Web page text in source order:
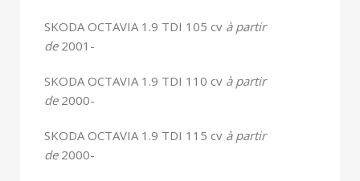
SKODA OCTAVIA 1.9 TDI 105 cv à partir
de 2001-
SKODA OCTAVIA 1.9 TDI 110 cv à partir
de 2000-
SKODA OCTAVIA 1.9 TDI 115 cv à partir
de 2000-